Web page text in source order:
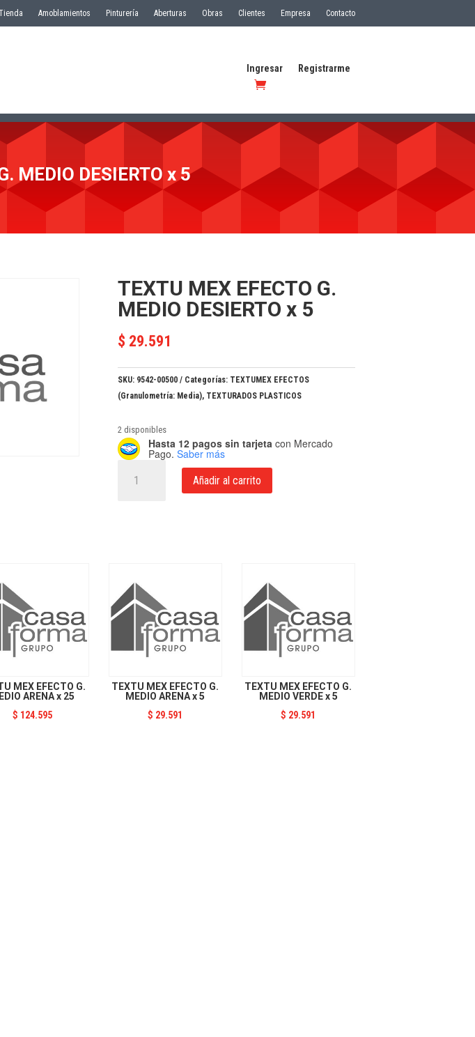
Amoblamientos Pinturería Aberturas Obras Clientes Empresa Contacto
Ingresar Registrarme
MEDIO DESIERTO x 5
TEXTU MEX EFECTO G.
MEDIO DESIERTO x 5
$ 29.591
SKU: 9542-00500 Categorías: TEXTUMEX EFECTOS
(Granulometría: Media), TEXTURADOS PLASTICOS
2 disponibles
Hasta 12 pagos sin tarjeta con Mercado
Pago. Saber más
cantidad
Añadir al carrito
MEX EFECTO G.
ARENA x 25
$ 124.595
TEXTU MEX EFECTO G.
MEDIO ARENA x 5
$ 29.591
TEXTU MEX EFECTO G.
MEDIO VERDE x 5
$ 29.591